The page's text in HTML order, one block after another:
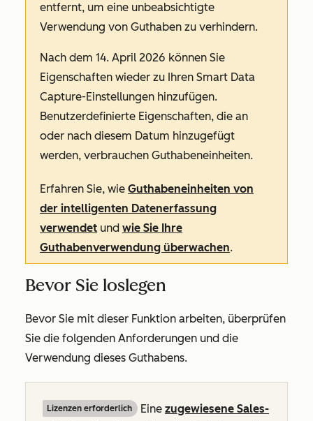
entfernt, um eine unbeabsichtigte
Verwendung von Guthaben zu verhindern.
Nach dem 14. April 2026 können Sie
Eigenschaften wieder zu Ihren Smart Data
Capture-Einstellungen hinzufügen.
Benutzerdefinierte Eigenschaften, die an
oder nach diesem Datum hinzugefügt
werden, verbrauchen Guthabeneinheiten.
Erfahren Sie, wie Guthabeneinheiten von
der intelligenten Datenerfassung
verwendet und wie Sie Ihre
Guthabenverwendung überwachen.
Bevor Sie loslegen
Bevor Sie mit dieser Funktion arbeiten, überprüfen
Sie die folgenden Anforderungen und die
Verwendung dieses Guthabens.
Lizenzen erforderlich Eine zugewiesene Sales-